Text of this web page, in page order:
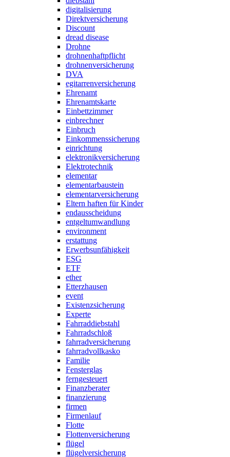
digitalisierung
Direktversicherung
Discount
dread disease
Drohne
drohnenhaftpflicht
drohnenversicherung
DVA
egitarrenversicherung
Ehrenamt
Ehrenamtskarte
Einbettzimmer
einbrechner
Einbruch
Einkommenssicherung
einrichtung
elektronikversicherung
Elektrotechnik
elementar
elementarbaustein
elementarversicherung
Eltern haften für Kinder
endausscheidung
entgeltumwandlung
environment
erstattung
Erwerbsunfähigkeit
ESG
ETF
ether
Etterzhausen
event
Existenzsicherung
Experte
Fahrraddiebstahl
Fahrradschloß
fahrradversicherung
fahrradvollkasko
Familie
Fensterglas
ferngesteuert
Finanzberater
finanzierung
firmen
Firmenlauf
Flotte
Flottenversicherung
flügel
flügelversicherung